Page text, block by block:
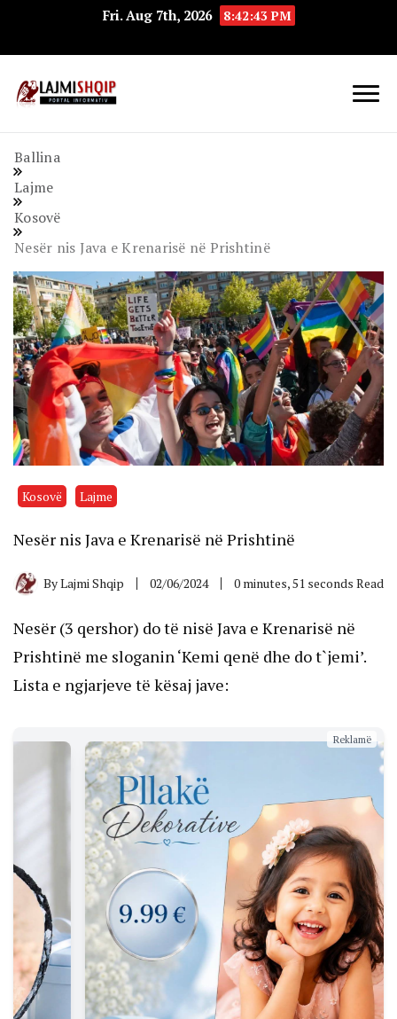
Fri. Aug 7th, 2026 8:42:44 PM
Ballina
Lajme
Kosovë
Nesër nis Java e Krenarisë në Prishtinë
Kosovë Lajme
Nesër nis Java e Krenarisë në Prishtinë
ByLajmi Shqip 02/06/2024 0 minutes, 51 seconds Read
Nesër (3 qershor) do të nisë Java e Krenarisë në
Prishtinë me sloganin ‘Kemi qenë dhe do t`jemi’.
Lista e ngjarjeve të kësaj jave:
Reklamë